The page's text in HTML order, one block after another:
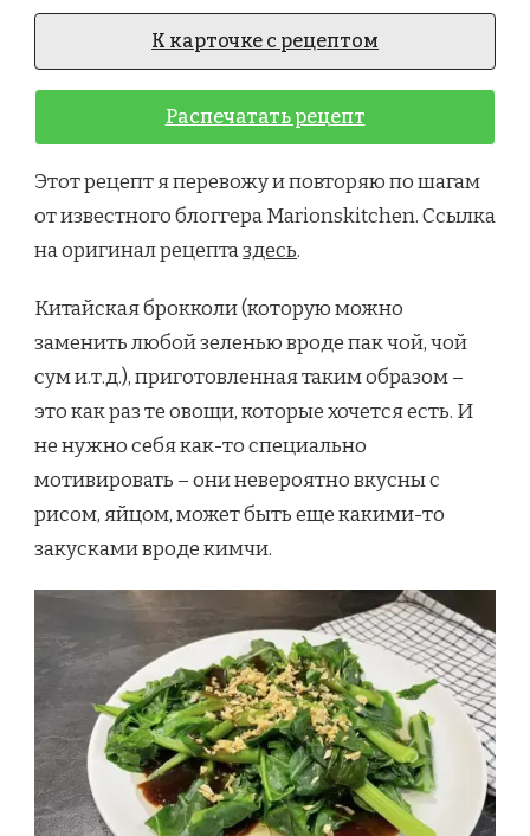
OIL
LAN.
С
ЧЕСНОКОМ
УСТРИЧНЫМ
СОУСОМ
К карточке с рецептом
Распечатать рецепт
Этот рецепт я перевожу и повторяю по шагам
от известного блоггера Marionskitchen. Ссылка
на оригинал рецептаздесь.
Китайская брокколи (которую можно
заменить любой зеленью вроде пак чой, чой
сум и.т.д.), приготовленная таким образом –
это как раз те овощи, которые хочется есть. И
не нужно себя как-то специально
мотивировать – они невероятно вкусны с
рисом, яйцом, может быть еще какими-то
закусками вроде кимчи.